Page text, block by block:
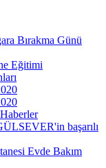
Bırakma Günü
Eğitimi
başarılı
Evde Bakım